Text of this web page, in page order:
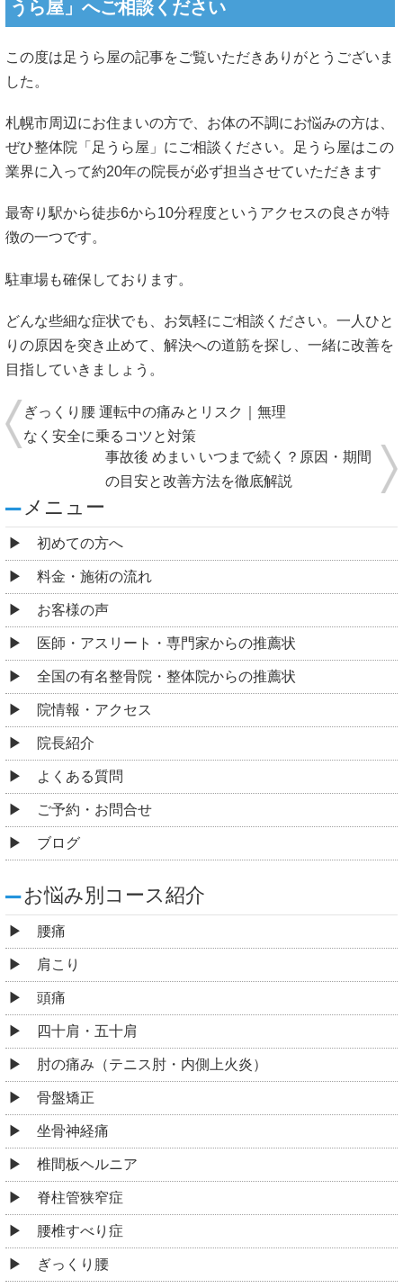
うら屋」へご相談ください
この度は足うら屋の記事をご覧いただきありがとうございま
した。
札幌市周辺にお住まいの方で、お体の不調にお悩みの方は、
ぜひ整体院「足うら屋」にご相談ください。足うら屋はこの
業界に入って約20年の院長が必ず担当させていただきます
最寄り駅から徒歩6から10分程度というアクセスの良さが特
徴の一つです。
駐車場も確保しております。
どんな些細な症状でも、お気軽にご相談ください。一人ひと
りの原因を突き止めて、解決への道筋を探し、一緒に改善を
目指していきましょう。
ぎっくり腰 運転中の痛みとリスク｜無理
なく安全に乗るコツと対策
事故後 めまい いつまで続く？原因・期間
の目安と改善方法を徹底解説
メニュー
初めての方へ
料金・施術の流れ
お客様の声
医師・アスリート・専門家からの推薦状
全国の有名整骨院・整体院からの推薦状
院情報・アクセス
院長紹介
よくある質問
ご予約・お問合せ
ブログ
お悩み別コース紹介
腰痛
肩こり
頭痛
四十肩・五十肩
肘の痛み（テニス肘・内側上火炎）
骨盤矯正
坐骨神経痛
椎間板ヘルニア
脊柱管狭窄症
腰椎すべり症
ぎっくり腰